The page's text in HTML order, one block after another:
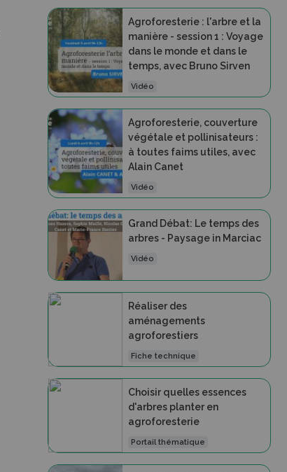
Agroforesterie : l'arbre et la
manière - session 1 : Voyage
dans le monde et dans le
temps, avec Bruno Sirven
Vidéo
Agroforesterie, couverture
végétale et pollinisateurs :
à toutes faims utiles, avec
Alain Canet
Vidéo
Grand Débat: Le temps des
arbres - Paysage in Marciac
Vidéo
Réaliser des
aménagements
agroforestiers
Fiche technique
Choisir quelles essences
d'arbres planter en
agroforesterie
Portail thématique